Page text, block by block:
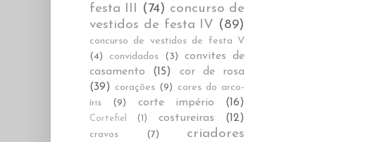
festa III
(74) concurso de
vestidos de festa IV (89)
concurso de vestidos de festa V
(4)
convidados (3)
convites de
casamento
(15)
cor de rosa
(39) corações (9) cores do arco-
íris
(9) corte império (16)
Cortefiel (1) costureiras (12)
cravos (7)
criadores